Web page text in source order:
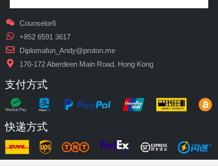
Counselor6
+852 6591 3617
Diplomafun_Andy@proton.me
170-172 Aberdeen Main Road, Hong Kong
支付方式
快递方式